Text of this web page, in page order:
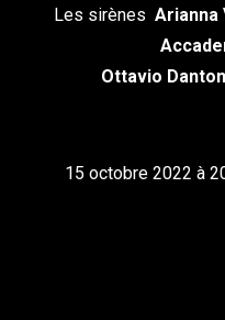
Les sirènes Arianna
Ottavio
15 octobre 2022 à